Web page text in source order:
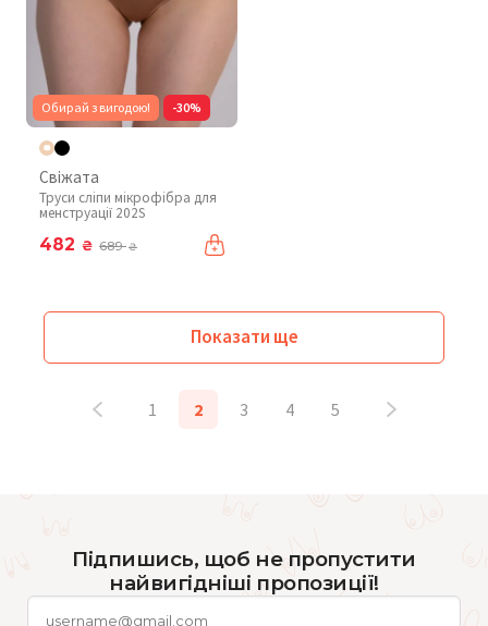
Обирай з вигодою! -30%
Свіжата
Труси сліпи мікрофібра для
менструації 202S
482 ₴ 689₴
Показати ще
1 2 3 4 5
Підпишись, щоб не пропустити
найвигідніші пропозиції!